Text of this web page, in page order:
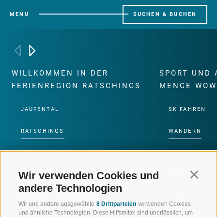
Wir verwenden Cookies und
andere Technologien
Wir und andere ausgewählte 8 Drittparteien verwenden Cookies
und ähnliche Technologien. Diese Hilfsmittel sind unerlässlich, um
MENU SUCHEN & BUCHEN
WILLKOMMEN IN DER
FERIENREGION RATSCHINGS
JAUFENTAL
RATSCHINGS
RIDNAUNTAL
BERGBAHNEN
SKISCHULE RATSCHINGS
SPORT UND
MENGE
SKIFAHREN
WANDERN
HOCHALPINE